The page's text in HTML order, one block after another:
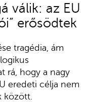
válik: az EU
erősödtek
tragédia, ám
rá, hogy a nagy
eredeti célja nem
között.